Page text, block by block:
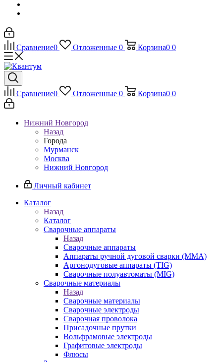
Сравнение0 Отложенные 0 Корзина0 0
Сравнение0 Отложенные 0 Корзина0 0
Нижний Новгород
Назад
Города
Мурманск
Москва
Нижний Новгород
Личный кабинет
Каталог
Назад
Каталог
Сварочные аппараты
Назад
Сварочные аппараты
Аппараты ручной дуговой сварки (MMA)
Аргонодуговые аппараты (TIG)
Сварочные полуавтоматы (MIG)
Сварочные материалы
Назад
Сварочные материалы
Сварочные электроды
Сварочная проволока
Присадочные прутки
Вольфрамовые электроды
Графитовые электроды
Флюсы